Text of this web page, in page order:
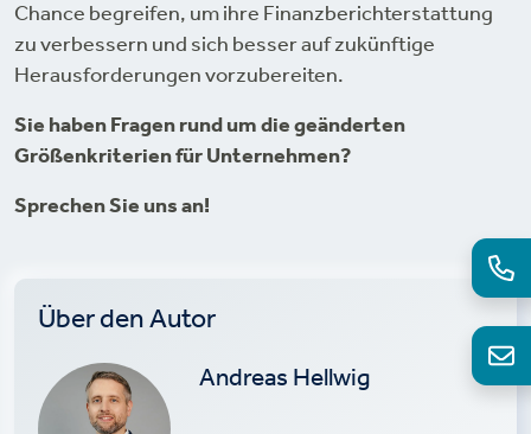
Chance begreifen, um ihre Finanzberichterstattung
zu verbessern und sich besser auf zukünftige
Herausforderungen vorzubereiten.
Sie haben Fragen rund um die geänderten
Größenkriterien für Unternehmen?
Sprechen Sie uns an!
Über den Autor
Andreas Hellwig